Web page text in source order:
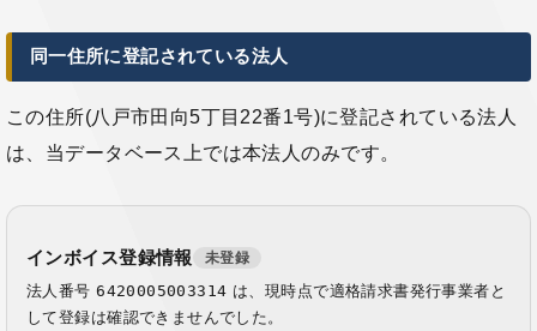
同一住所に登記されている法人
この住所(八戸市田向5丁目22番1号)に登記されている法人
は、当データベース上では本法人のみです。
インボイス登録情報 未登録
法人番号6420005003314 は、現時点で適格請求書発行事業者と
して登録は確認できませんでした。